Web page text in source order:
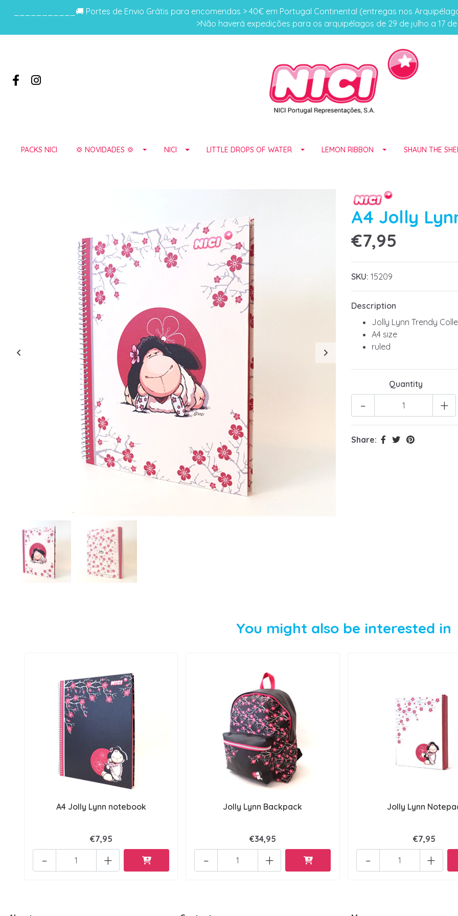
___________🚚 Portes de Envio Grátis para encomendas > 40€ em Portugal Continental (entregas nos
>Não haverá expedições para os arquipélagos de 29 de julho a 17
PACKS NICI 💢 NOVIDADES 💢 NICI LITTLE DROPS OF WATER LEMON RIBBON SHAUN THE
A4 Jolly
€7,95
SKU: 15209
Description
Jolly Lynn Trendy
A4 size
ruled
Quantity
+
-
Share:
You might also be interested in
A4 Jolly Lynn notebook
€7,95
+
-
Jolly Lynn Backpack
€34,95
+
-
Jolly Lynn
€7,95
+
-